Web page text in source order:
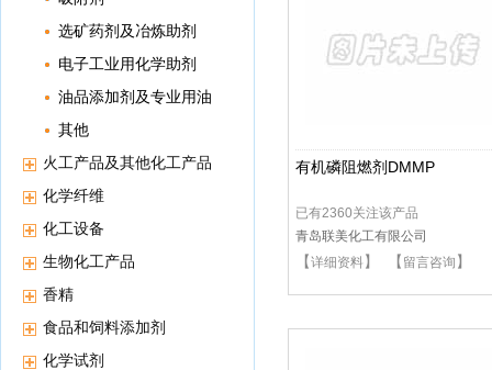
选矿药剂及冶炼助剂
电子工业用化学助剂
油品添加剂及专业用油
其他
火工产品及其他化工产品
化学纤维
化工设备
生物化工产品
香精
食品和饲料添加剂
化学试剂
有机磷阻燃剂DMMP
已有2360关注该产品
青岛联美化工有限公司
【详细资料】 【 留言咨询 】